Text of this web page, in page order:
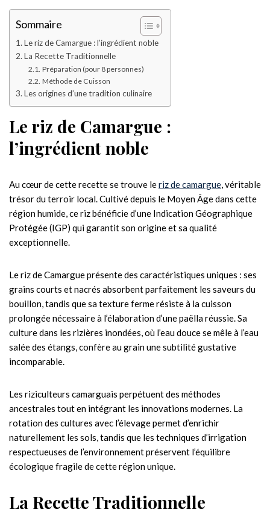
Sommaire
Le riz de Camargue : l’ingrédient noble
La Recette Traditionnelle
Préparation (pour 8 personnes)
Méthode de Cuisson
Les origines d’une tradition culinaire
Le riz de Camargue :
l’ingrédient noble
Au cœur de cette recette se trouve leriz de camargue, véritable
trésor du terroir local. Cultivé depuis le Moyen Âge dans cette
région humide, ce riz bénéficie d’une Indication Géographique
Protégée (IGP) qui garantit son origine et sa qualité
exceptionnelle.
Le riz de Camargue présente des caractéristiques uniques : ses
grains courts et nacrés absorbent parfaitement les saveurs du
bouillon, tandis que sa texture ferme résiste à la cuisson
prolongée nécessaire à l’élaboration d’une paëlla réussie. Sa
culture dans les rizières inondées, où l’eau douce se mêle à l’eau
salée des étangs, confère au grain une subtilité gustative
incomparable.
Les riziculteurs camarguais perpétuent des méthodes
ancestrales tout en intégrant les innovations modernes. La
rotation des cultures avec l’élevage permet d’enrichir
naturellement les sols, tandis que les techniques d’irrigation
respectueuses de l’environnement préservent l’équilibre
écologique fragile de cette région unique.
La Recette Traditionnelle